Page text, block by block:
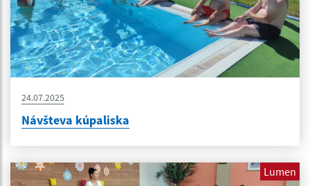
24.07.2025
Návšteva kúpaliska
Lumen